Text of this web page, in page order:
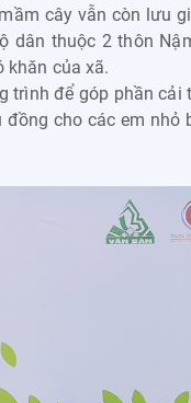
cây vẫn còn lưu
dân thuộc 2 thôn
khăn của xã.
trình để góp phần cải
cho các em